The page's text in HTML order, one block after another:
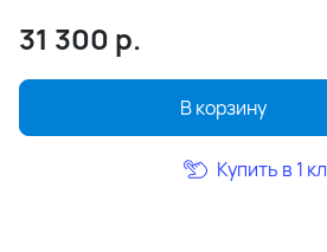
31 300 р.
В корзину
Купить в 1